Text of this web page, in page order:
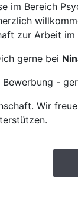
im Bereich
zur Arbeit im
gerne bei
-
Wir